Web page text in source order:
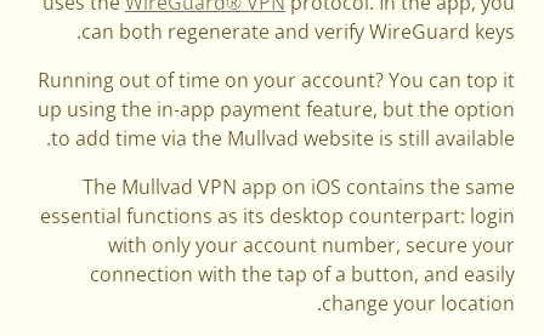
can both regenerate and verify WireGuard keys.
Running out of time on your account? You can top it
up using the in-app payment feature, but the option
to add time via the Mullvad website is still available.
The Mullvad VPN app on iOS contains the same
essential functions as its desktop counterpart: login
with only your account number, secure your
connection with the tap of a button, and easily
change your location.